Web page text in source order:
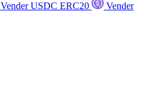
Vender USDC ERC20
Vender